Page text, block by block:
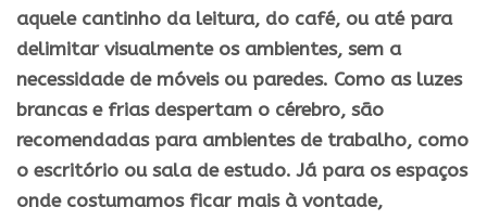
aquele cantinho da leitura, do café, ou até para
delimitar visualmente os ambientes, sem a
necessidade de móveis ou paredes. Como as luzes
brancas e frias despertam o cérebro, são
recomendadas para ambientes de trabalho, como
o escritório ou sala de estudo. Já para os espaços
onde costumamos ficar mais à vontade,